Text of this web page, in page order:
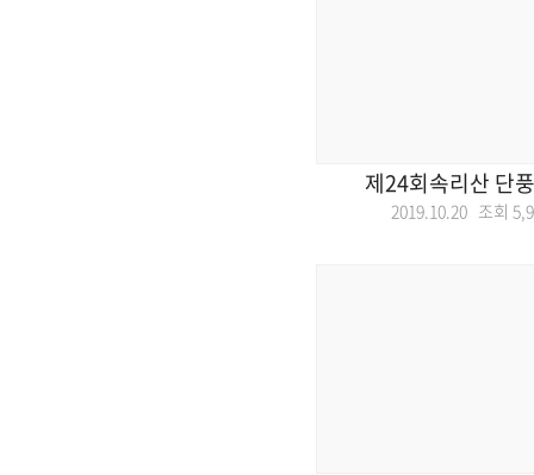
제24회속리산 단
2019.10.20 조회